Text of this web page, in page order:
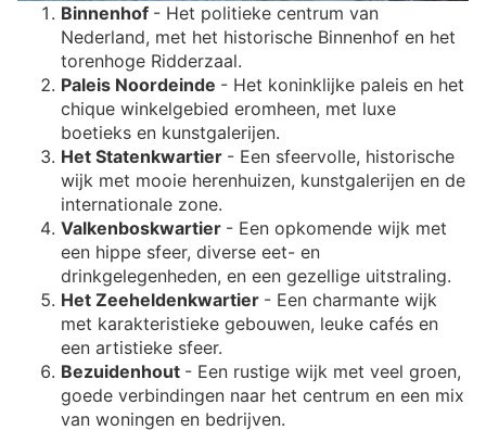
Binnenhof - Het politieke centrum van
Nederland, met het historische Binnenhof en het
torenhoge Ridderzaal.
Paleis Noordeinde - Het koninklijke paleis en het
chique winkelgebied eromheen, met luxe
boetieks en kunstgalerijen.
Het Statenkwartier - Een sfeervolle, historische
wijk met mooie herenhuizen, kunstgalerijen en de
internationale zone.
Valkenboskwartier - Een opkomende wijk met
een hippe sfeer, diverse eet- en
drinkgelegenheden, en een gezellige uitstraling.
Het Zeeheldenkwartier - Een charmante wijk
met karakteristieke gebouwen, leuke cafés en
een artistieke sfeer.
Bezuidenhout - Een rustige wijk met veel groen,
goede verbindingen naar het centrum en een mix
van woningen en bedrijven.